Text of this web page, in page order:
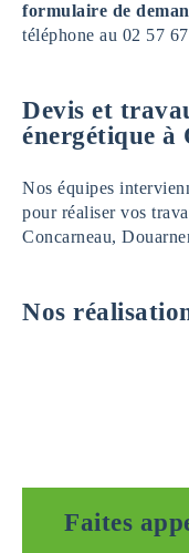
formulaire de
téléphone au 02 57
Devis et
énergétique à
Nos équipes
pour réaliser vos
Concarneau,
Nos
Faites